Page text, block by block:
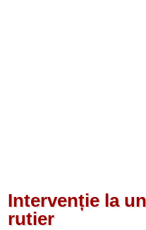
Intervenție la
rutier